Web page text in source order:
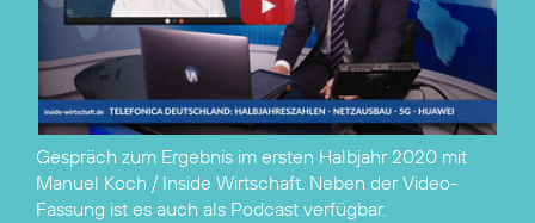
Gespräch zum Ergebnis im ersten Halbjahr 2020 mit
Manuel Koch / Inside Wirtschaft. Neben der Video-
Fassung ist es auch als Podcast verfügbar.